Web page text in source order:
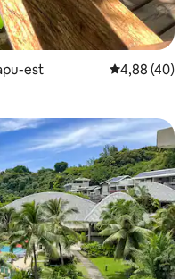
est Évaluation
4,88 (40)
appréciés